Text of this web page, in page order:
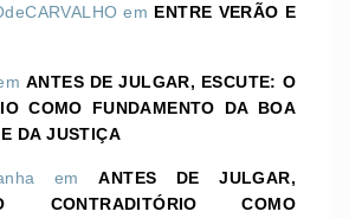
em ENTRE VERÃO E
ANTES DE JULGAR, ESCUTE: O
COMO FUNDAMENTO DA BOA
DA JUSTIÇA
emANTES DE JULGAR,
CONTRADITÓRIO COMO